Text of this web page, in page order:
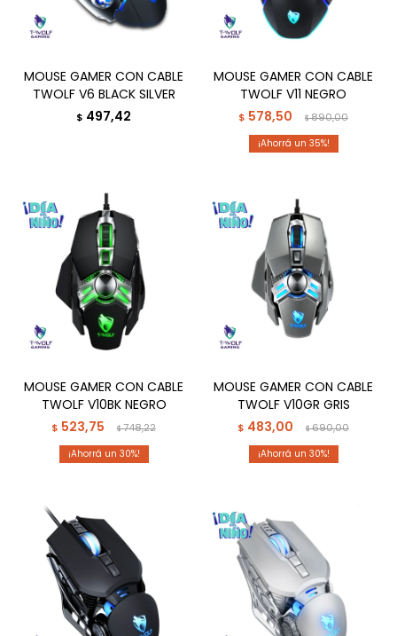
MOUSE GAMER CON CABLE
TWOLF V6 BLACK SILVER
$ 497,42
MOUSE GAMER CON CABLE
TWOLF V11 NEGRO
$ 578,50 $890,00
35
MOUSE GAMER CON CABLE
TWOLF V10BK NEGRO
$ 523,75 $748,22
30
MOUSE GAMER CON CABLE
TWOLF V10GR GRIS
$ 483,00 $690,00
30